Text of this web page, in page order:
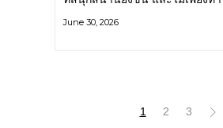
กระจายไปยังหลายพื้นที่ของประเ
June 30, 2026
1 2 3